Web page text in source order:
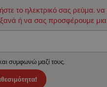
το ηλεκτρικό σας ρεύμα.
ή να σας προσφέρουμε μια
συμφωνώ μαζί τους.